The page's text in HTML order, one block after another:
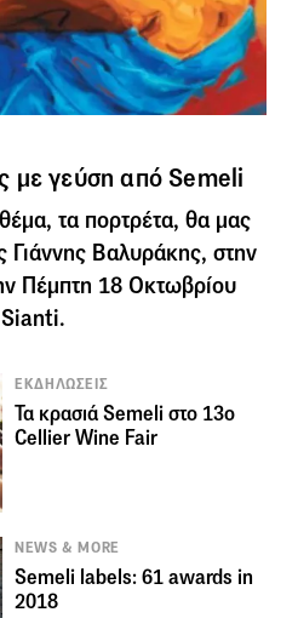
με γεύση από Semeli
τα πορτρέτα, θα μας
Γιάννης Βαλυράκης, στην
Πέμπτη 18 Οκτωβρίου
Sianti.
ΕΚΔΗΛΩΣΕΙΣ
Τα κρασιά Semeli στο 13ο
Cellier Wine Fair
NEWS & MORE
Semeli labels: 61 awards in
2018